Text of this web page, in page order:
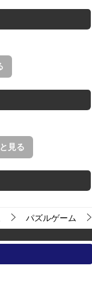
レーションゲーム。
ゲーム。
見る
パズルゲーム